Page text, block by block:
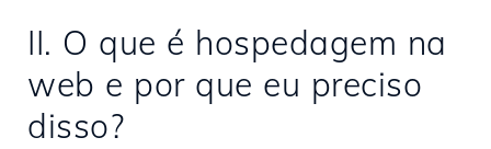
II. O que é hospedagem na
web e por que eu preciso
disso?